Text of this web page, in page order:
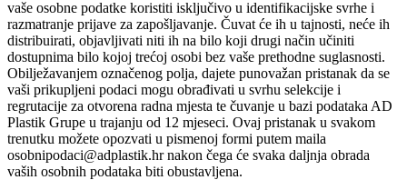
vaše osobne podatke koristiti isključivo u identifikacijske svrhe i
razmatranje prijave za zapošljavanje. Čuvat će ih u tajnosti, neće ih
distribuirati, objavljivati niti ih na bilo koji drugi način učiniti
dostupnima bilo kojoj trećoj osobi bez vaše prethodne suglasnosti.
Obilježavanjem označenog polja, dajete punovažan pristanak da se
vaši prikupljeni podaci mogu obrađivati u svrhu selekcije i
regrutacije za otvorena radna mjesta te čuvanje u bazi podataka AD
Plastik Grupe u trajanju od 12 mjeseci. Ovaj pristanak u svakom
trenutku možete opozvati u pismenoj formi putem maila
osobnipodaci@adplastik.hr nakon čega će svaka daljnja obrada
vaših osobnih podataka biti obustavljena.